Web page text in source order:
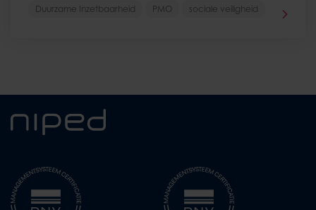
Duurzame Inzetbaarheid PMO sociale veiligheid